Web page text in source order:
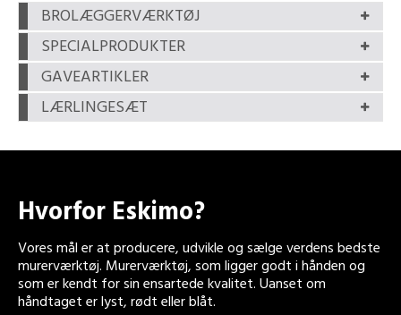
BROLÆGGERVÆRKTØJ
SPECIALPRODUKTER
GAVEARTIKLER
LÆRLINGESÆT
Hvorfor Eskimo?
Vores mål er at producere, udvikle og sælge verdens bedste
murerværktøj. Murerværktøj, som ligger godt i hånden og
som er kendt for sin ensartede kvalitet. Uanset om
håndtaget er lyst, rødt eller blåt.